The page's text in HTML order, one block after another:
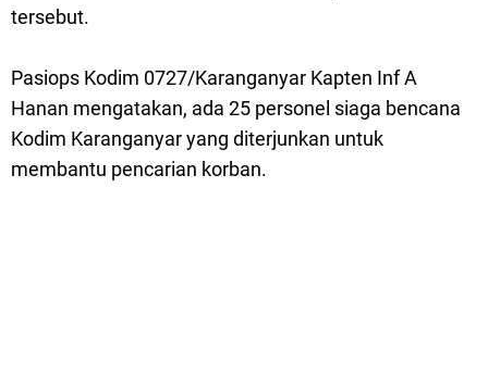
tersebut.
Pasiops Kodim 0727/Karanganyar Kapten Inf A
Hanan mengatakan, ada 25 personel siaga bencana
Kodim Karanganyar yang diterjunkan untuk
membantu pencarian korban.